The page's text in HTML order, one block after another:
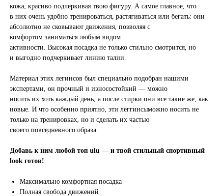
кожа, красиво подчеркивая твою фигуру. А самое главное, что
в них очень удобно тренироваться, растягиваться или бегать: они
абсолютно не сковывают движения, позволяя с
комфортом заниматься любым видом
активности. Высокая посадка не только стильно смотрится, но
и выгодно подчеркивает линию талии.
Материал этих легинсов был специально подобран нашими
экспертами, он прочный и износостойкий — можно
носить их хоть каждый день, а после стирки они все такие же, как
новые. И что особенно приятно, эти леггинсыможно носить не
только на тренировках, но и сделать их частью
своего повседневного образа.
Добавь к ним любой топ ulu — и твой стильный спортивный
look готов!
Максимально комфортная посадка
Полная свобода движений
КАТАЛОГ
О БРЕНДЕ
ОТЗЫВЫ
КОНТАКТЫ
СТАТЬИ
ПОЧТА
ТЕЛЕФОН